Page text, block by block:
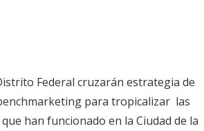
Federal cruzarán estrategia de
para tropicalizar las
han funcionado en la Ciudad de la